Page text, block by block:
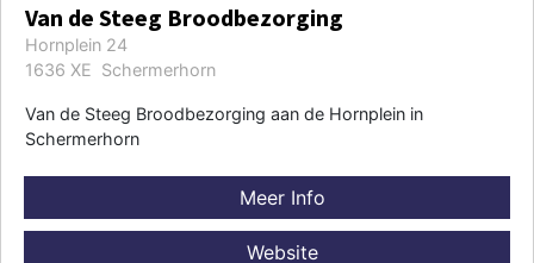
Van de Steeg Broodbezorging
Hornplein 24
1636 XE Schermerhorn
Van de Steeg Broodbezorging aan de Hornplein in
Schermerhorn
Meer Info
Website